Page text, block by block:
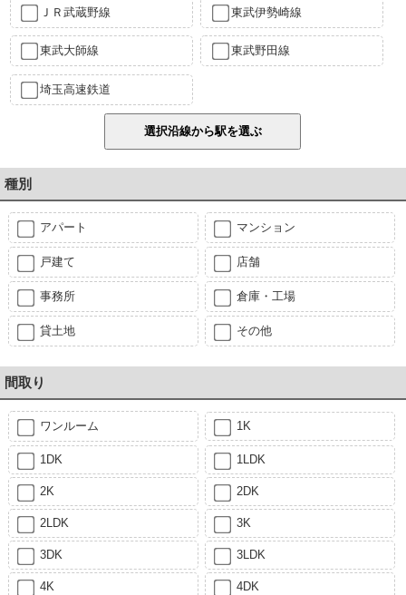
ＪＲ武蔵野線 東武伊勢崎線
東武大師線 東武野田線
埼玉高速鉄道
種別
アパート マンション
戸建て 店舗
事務所 倉庫・工場
貸土地 その他
間取り
ワンルーム 1K
1DK 1LDK
2K 2DK
2LDK 3K
3DK 3LDK
4K 4DK